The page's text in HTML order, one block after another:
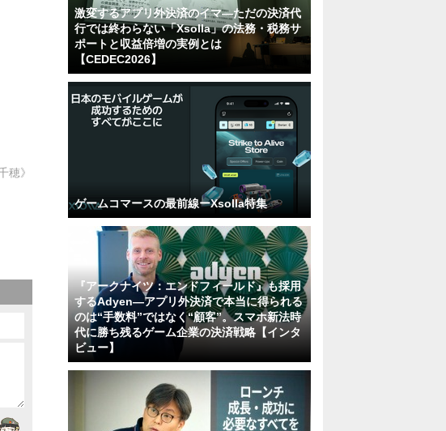
穂》
激変するアプリ外決済のイマ―ただの決済代
行では終わらない「Xsolla」の法務・税務サ
ポートと収益倍増の実例とは
【CEDEC2026】
ゲームコマースの最前線ーXsolla特集
『アークナイツ：エンドフィールド』も採用
するAdyen―アプリ外決済で本当に得られる
のは“手数料”ではなく“顧客”。スマホ新法時
代に勝ち残るゲーム企業の決済戦略【インタ
ビュー】